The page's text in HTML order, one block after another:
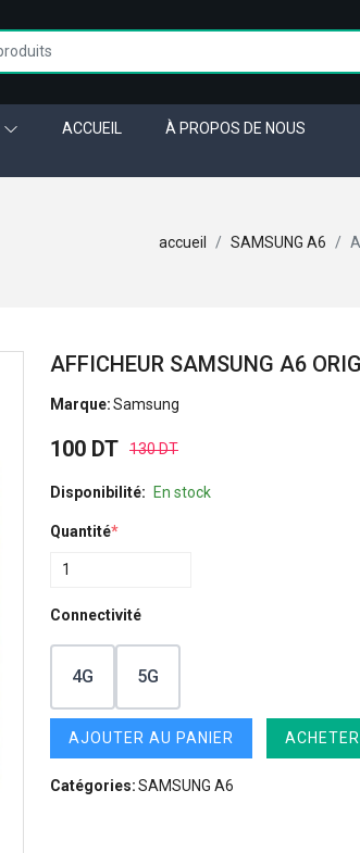
ACCUEIL À PROPOS DE NOUS
accueil SAMSUNG A6
AFFICHEUR SAMSUNG A6
Marque:Samsung
100 DT 130 DT
Disponibilité: En stock
Quantité*
Connectivité
4G 5G
AJOUTER AU PANIER ACHETER
Catégories:SAMSUNG A6